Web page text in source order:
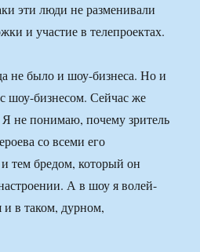
эти люди не разменивали
и участие в телепроектах.
не было и шоу-бизнеса. Но и
с шоу-бизнесом. Сейчас же
не понимаю, почему зритель
со всеми его
тем бредом, который он
А в шоу я волей-
и в таком, дурном,